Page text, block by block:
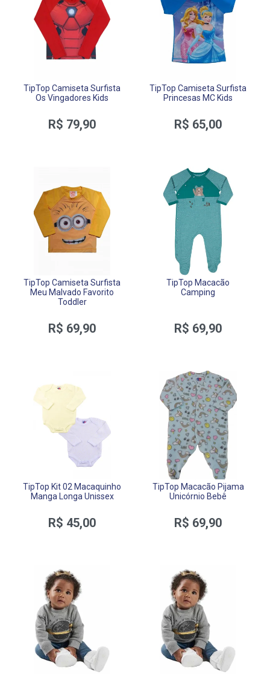
TipTop Camiseta Surfista
Os Vingadores Kids
R$ 79,90
TipTop Camiseta Surfista
Princesas MC Kids
R$ 65,00
TipTop Camiseta Surfista
Meu Malvado Favorito
Toddler
R$ 69,90
TipTop Macacão
Camping
R$ 69,90
TipTop Kit 02 Macaquinho
Manga Longa Unissex
R$ 45,00
TipTop Macacão Pijama
Unicórnio Bebê
R$ 69,90